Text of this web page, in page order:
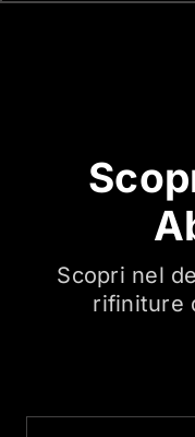
Scopri nel
rifiniture